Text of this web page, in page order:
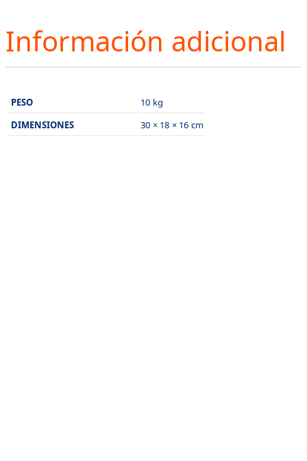
Información adicional
PESO
10 kg
DIMENSIONES
30 × 18 × 16 cm